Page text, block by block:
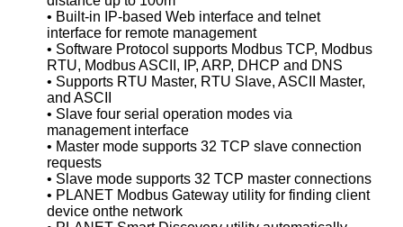
• Built-in IP-based Web interface and telnet
interface for remote management
• Software Protocol supports Modbus TCP, Modbus
RTU, Modbus ASCII, IP, ARP, DHCP and DNS
• Supports RTU Master, RTU Slave, ASCII Master,
and ASCII
• Slave four serial operation modes via
management interface
• Master mode supports 32 TCP slave connection
requests
• Slave mode supports 32 TCP master connections
• PLANET Modbus Gateway utility for finding client
device onthe network